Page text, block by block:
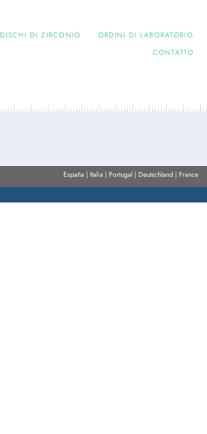
DISCHI DI ZIRCONIO
ORDINI DI LABORATORIO
CONTATTO
España | Italia | Portugal | Deutschland | France